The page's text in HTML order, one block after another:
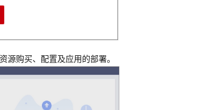
源购买、配置及应用的部署。